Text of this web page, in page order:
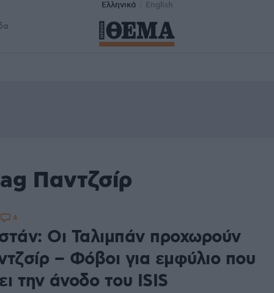
Ελληνικά English
Παντζσίρ
Οι Ταλιμπάν προχωρούν
– Φόβοι για εμφύλιο που
την άνοδο του ISIS
4